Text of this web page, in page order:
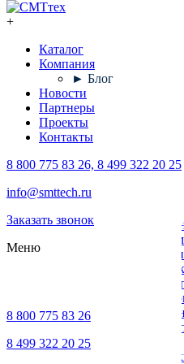
+
Каталог
Компания
► Блог
Новости
Партнеры
Проекты
Контакты
8 800 775 83 26, 8 499 322 20 25
info@smttech.ru
Заказать звонок
Меню
8 800 775 83 26
8 499 322 20 25
Поверхностный
Установка
Трафаретная
Печи для
Дозирование
Ремонт
Упаковка
Выводной монтаж